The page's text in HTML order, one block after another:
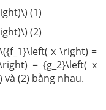
(1)
(2)
x \right) =
= {g_2}\left( x
(2) bằng nhau.